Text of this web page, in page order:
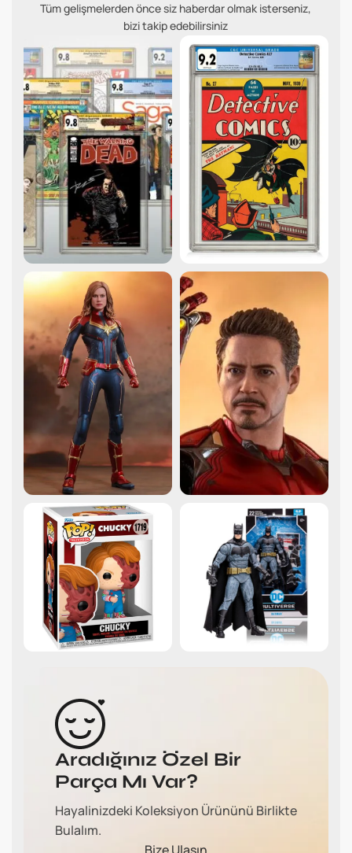
Tüm gelişmelerden önce siz haberdar olmak isterseniz,
bizi takip edebilirsiniz
Aradığınız Özel Bir
Parça Mı Var?
Hayalinizdeki Koleksiyon Ürününü Birlikte
Bulalım.